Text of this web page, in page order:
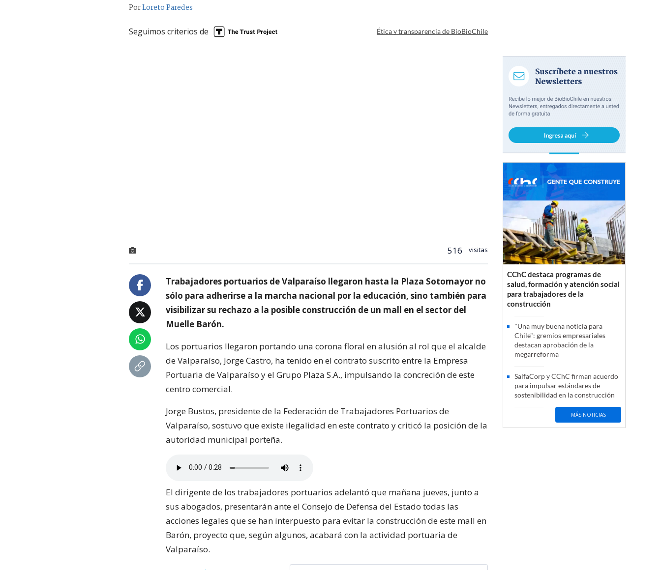
PorLoreto Paredes
Seguimos criterios de Ética y transparencia de BioBioChile
516 visitas
Trabajadores portuarios de Valparaíso llegaron hasta la Plaza Sotomayor no
sólo para adherirse a la marcha nacional por la educación, sino también para
visibilizar su rechazo a la posible construcción de un mall en el sector del
Muelle Barón.
Los portuarios llegaron portando una corona floral en alusión al rol que el alcalde
de Valparaíso, Jorge Castro, ha tenido en el contrato suscrito entre la Empresa
Portuaria de Valparaíso y el Grupo Plaza S.A., impulsando la concreción de este
centro comercial.
Jorge Bustos, presidente de la Federación de Trabajadores Portuarios de
Valparaíso, sostuvo que existe ilegalidad en este contrato y criticó la posición de la
autoridad municipal porteña.
El dirigente de los trabajadores portuarios adelantó que mañana jueves, junto a
sus abogados, presentarán ante el Consejo de Defensa del Estado todas las
acciones legales que se han interpuesto para evitar la construcción de este mall en
Barón, proyecto que, según algunos, acabará con la actividad portuaria de
Valparaíso.
CChC destaca programas de
salud, formación y atención social
para trabajadores de la
construcción
"Una muy buena noticia para
Chile": gremios empresariales
destacan aprobación de la
megarreforma
SalfaCorp y CChC firman acuerdo
para impulsar estándares de
sostenibilidad en la construcción
MÁS NOTICIAS